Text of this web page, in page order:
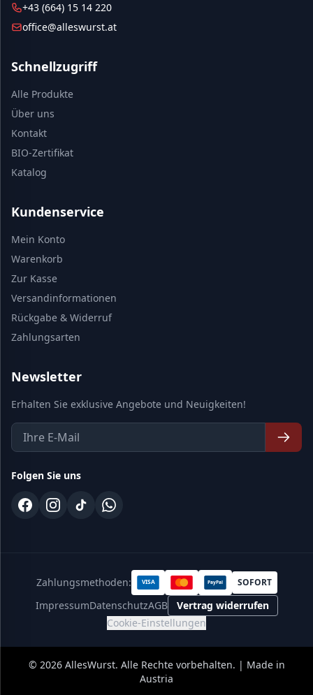
+43 (664) 15 14 220
office@alleswurst.at
Schnellzugriff
Alle Produkte
Über uns
Kontakt
BIO-Zertifikat
Katalog
Kundenservice
Mein Konto
Warenkorb
Zur Kasse
Versandinformationen
Rückgabe & Widerruf
Zahlungsarten
Newsletter
Erhalten Sie exklusive Angebote und Neuigkeiten!
Folgen Sie uns
Zahlungsmethoden: VISA PayPal SOFORT
ImpressumDatenschutzAGB
Vertrag widerrufen
Cookie-Einstellungen
© 2026AllesWurst. Alle Rechte vorbehalten. | Made in
Austria